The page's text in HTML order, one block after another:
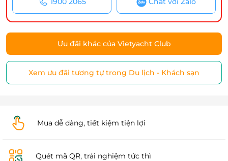
Ưu đãi khác của Vietyacht Club
Xem ưu đãi tương tự trong Du lịch - Khách sạn
Mua dễ dàng, tiết kiệm tiện lợi
Quét mã QR, trải nghiệm tức thì